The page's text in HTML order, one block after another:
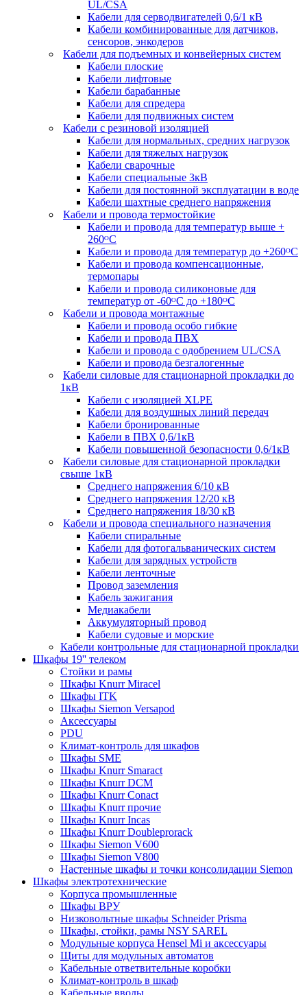
UL/CSA
Кабели для серводвигателей 0,6/1 кВ
Кабели комбинированные для датчиков,
cенсоров, энкодеров
Кабели для подъемных и конвейерных систем
Кабели плоские
Кабели лифтовые
Кабели барабанные
Кабели для спредера
Кабели для подвижных систем
Кабели с резиновой изоляцией
Кабели для нормальных, средних нагрузок
Кабели для тяжелых нагрузок
Кабели сварочные
Кабели специальные 3кВ
Кабели для постоянной эксплуатации в воде
Кабели шахтные среднего напряжения
Кабели и провода термостойкие
Кабели и провода для температур выше +
260ᴼС
Кабели и провода для температур до +260ᴼС
Кабели и провода компенсационные,
термопары
Кабели и провода силиконовые для
температур от -60ᴼC до +180ᴼС
Кабели и провода монтажные
Кабели и провода особо гибкие
Кабели и провода ПВХ
Кабели и провода с одобрением UL/CSA
Кабели и провода безгалогенные
Кабели силовые для стационарной прокладки до
1кВ
Кабели c изоляцией XLPE
Кабели для воздушных линий передач
Кабели бронированные
Кабели в ПВХ 0,6/1кВ
Кабели повышенной безопасности 0,6/1кВ
Кабели силовые для стационарной прокладки
свыше 1кВ
Среднего напряжения 6/10 кВ
Среднего напряжения 12/20 кВ
Среднего напряжения 18/30 кВ
Кабели и провода специального назначения
Кабели спиральные
Кабели для фотогальванических систем
Кабели для зарядных устройств
Кабели ленточные
Провод заземления
Кабель зажигания
Медиакабели
Аккумуляторный провод
Кабели судовые и морские
Кабели контрольные для стационарной прокладки
Шкафы 19'' телеком
Стойки и рамы
Шкафы Knurr Miracel
Шкафы ITK
Шкафы Siemon Versapod
Аксессуары
PDU
Климат-контроль для шкафов
Шкафы SME
Шкафы Knurr Smaract
Шкафы Knurr DCM
Шкафы Knurr Conact
Шкафы Knurr прочие
Шкафы Knurr Incas
Шкафы Knurr Doubleprorack
Шкафы Siemon V600
Шкафы Siemon V800
Настенные шкафы и точки консолидации Siemon
Шкафы электротехнические
Корпуса промышленные
Шкафы ВРУ
Низковольтные шкафы Schneider Prisma
Шкафы, стойки, рамы NSY SAREL
Модульные корпуса Hensel Mi и аксессуары
Щиты для модульных автоматов
Кабельные ответвительные коробки
Климат-контроль в шкаф
Кабельные вводы